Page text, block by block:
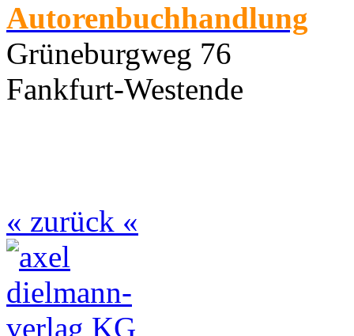
Autorenbuchhandlung
Grüneburgweg 76
Fankfurt-Westende
« zurück «